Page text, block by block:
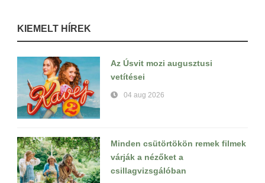
KIEMELT HÍREK
Az Úsvit mozi augusztusi
vetítései
04 aug 2026
Minden csütörtökön remek filmek
várják a nézőket a
csillagvizsgálóban